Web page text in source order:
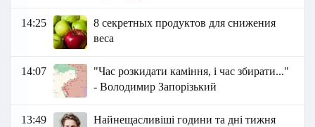
14:25
8 секретных продуктов для снижения
веса
14:07
"Час розкидати каміння, і час збирати..."
- Володимир Запорізький
13:49 Найнещасливіші години та дні тижня